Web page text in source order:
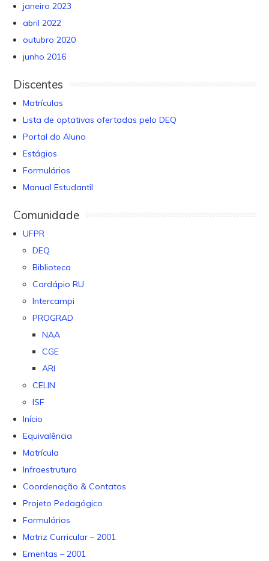
janeiro 2023
abril 2022
outubro 2020
junho 2016
Discentes
Matrículas
Lista de optativas ofertadas pelo DEQ
Portal do Aluno
Estágios
Formulários
Manual Estudantil
Comunidade
UFPR
DEQ
Biblioteca
Cardápio RU
Intercampi
PROGRAD
NAA
CGE
ARI
CELIN
ISF
Início
Equivalência
Matrícula
Infraestrutura
Coordenação & Contatos
Projeto Pedagógico
Formulários
Matriz Curricular – 2001
Ementas – 2001